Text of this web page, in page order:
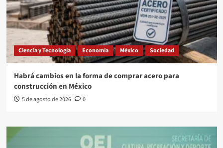
Ciencia y Tecnología Economía México Sociedad
Habrá cambios en la forma de comprar acero para
construcción en México
5 de agosto de 2026 0